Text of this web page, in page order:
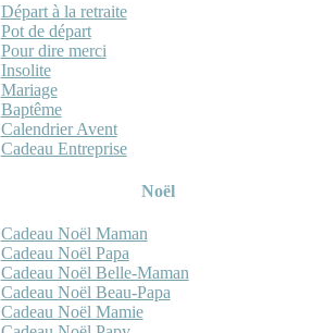
Départ à la retraite
Pot de départ
Pour dire merci
Insolite
Mariage
Baptême
Calendrier Avent
Cadeau Entreprise
Noël
Cadeau Noël Maman
Cadeau Noël Papa
Cadeau Noël Belle-Maman
Cadeau Noël Beau-Papa
Cadeau Noël Mamie